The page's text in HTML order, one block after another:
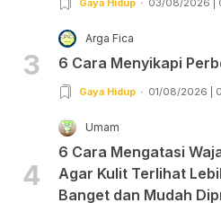
3
Arga Fica
6 Cara Menyikapi
Gaya Hidup 01/08/2026 |
4
Umam
6 Cara Mengatasi
Agar Kulit Terlihat
Banget dan Mudah